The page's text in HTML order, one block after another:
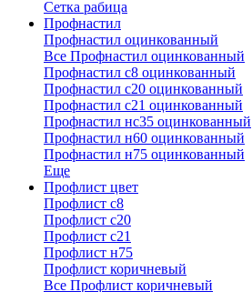
Сетка рабица
Профнастил
Профнастил оцинкованный
Все Профнастил оцинкованный
Профнастил с8 оцинкованный
Профнастил с20 оцинкованный
Профнастил с21 оцинкованный
Профнастил нс35 оцинкованный
Профнастил н60 оцинкованный
Профнастил н75 оцинкованный
Еще
Профлист цвет
Профлист с8
Профлист с20
Профлист с21
Профлист н75
Профлист коричневый
Все Профлист коричневый